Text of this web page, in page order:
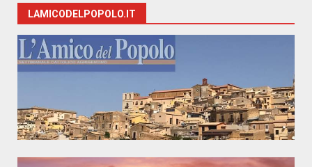
LAMICODELPOPOLO.IT